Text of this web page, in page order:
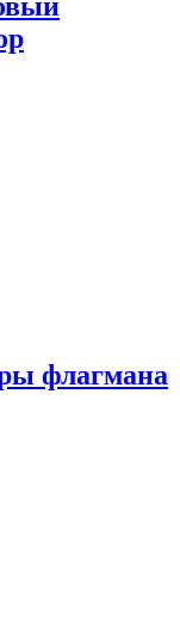
флагмана